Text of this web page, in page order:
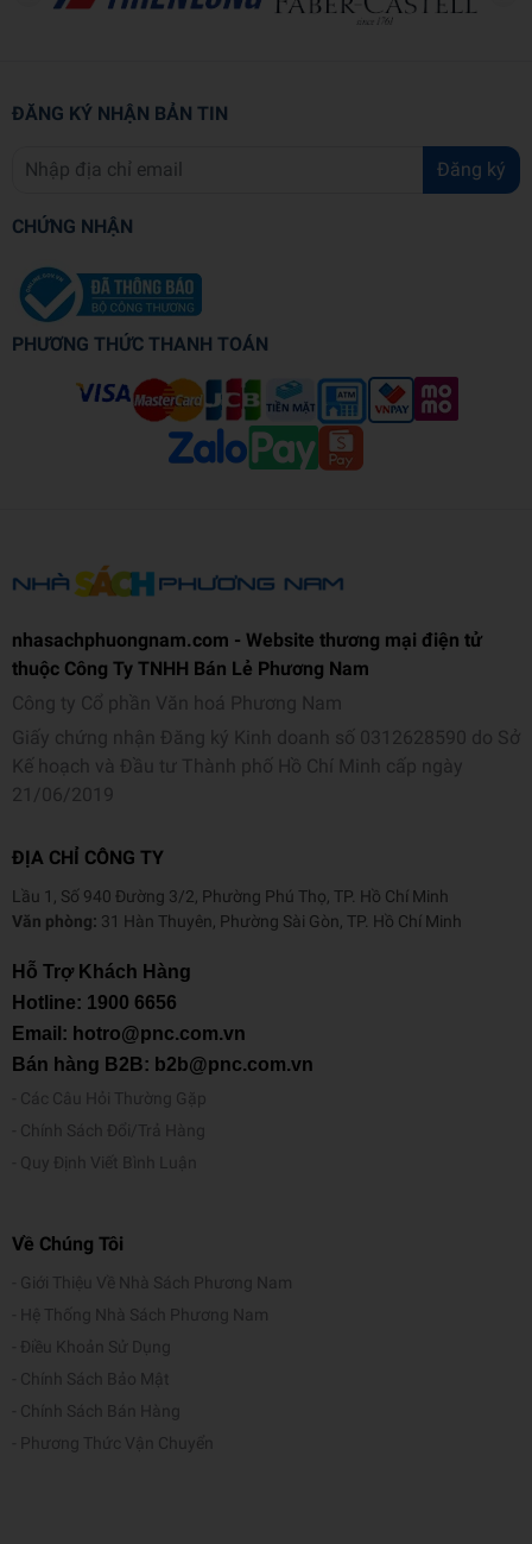
ĐĂNG KÝ NHẬN BẢN TIN
Đăng ký
CHỨNG NHẬN
PHƯƠNG THỨC THANH TOÁN
nhasachphuongnam.com - Website thương mại điện tử
thuộc Công Ty TNHH Bán Lẻ Phương Nam
Công ty Cổ phần Văn hoá Phương Nam
Giấy chứng nhận Đăng ký Kinh doanh số 0312628590 do Sở
Kế hoạch và Đầu tư Thành phố Hồ Chí Minh cấp ngày
21/06/2019
ĐỊA CHỈ CÔNG TY
Lầu 1, Số 940 Đường 3/2, Phường Phú Thọ, TP. Hồ Chí Minh
Văn phòng: 31 Hàn Thuyên, Phường Sài Gòn, TP. Hồ Chí Minh
Hỗ Trợ Khách Hàng
Hotline: 1900 6656
Email: hotro@pnc.com.vn
Bán hàng B2B: b2b@pnc.com.vn
Các Câu Hỏi Thường Gặp
Chính Sách Đổi/Trả Hàng
Quy Định Viết Bình Luận
Về Chúng Tôi
Giới Thiệu Về Nhà Sách Phương Nam
Hệ Thống Nhà Sách Phương Nam
Điều Khoản Sử Dụng
Chính Sách Bảo Mật
Chính Sách Bán Hàng
Phương Thức Vận Chuyển